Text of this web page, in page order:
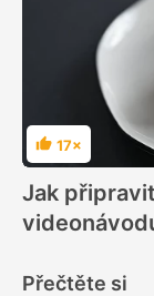
Hodnocení
17×
Jak
Přečtěte si